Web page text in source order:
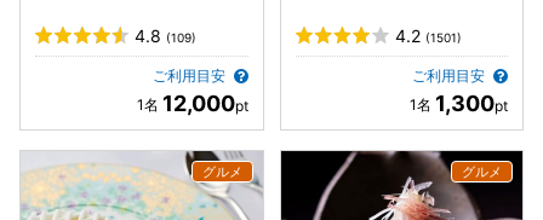
4.8 (109)
ご利用目安
12,000
4.2 (1501)
ご利用目安
1,300